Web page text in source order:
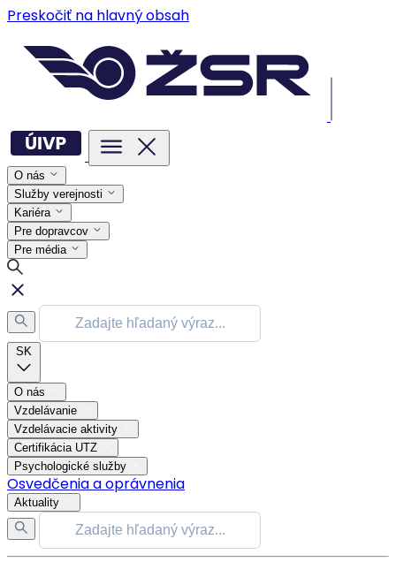
Preskočiť na hlavný obsah
O nás
Služby verejnosti
Kariéra
Pre dopravcov
Pre média
SK
O nás
Vzdelávanie
Vzdelávacie aktivity
Certifikácia UTZ
Psychologické služby
Osvedčenia a oprávnenia
Aktuality